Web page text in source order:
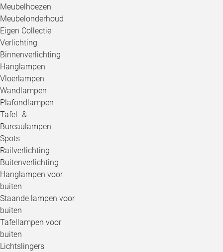
Meubelhoezen
Meubelonderhoud
Eigen Collectie
Verlichting
Binnenverlichting
Hanglampen
Vloerlampen
Wandlampen
Plafondlampen
Tafel- &
Bureaulampen
Spots
Railverlichting
Buitenverlichting
Hanglampen voor
buiten
Staande lampen voor
buiten
Tafellampen voor
buiten
Lichtslingers